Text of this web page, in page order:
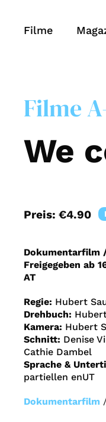
Filme
Filme
We
Preis: €4.90
Dokumentarfilm
Freigegeben ab
AT
Regie: Hubert
Drehbuch:
Kamera: Hubert
Schnitt: Denise
Cathie Dambel
Sprache &
partiellen enUT
Dokumentarfilm